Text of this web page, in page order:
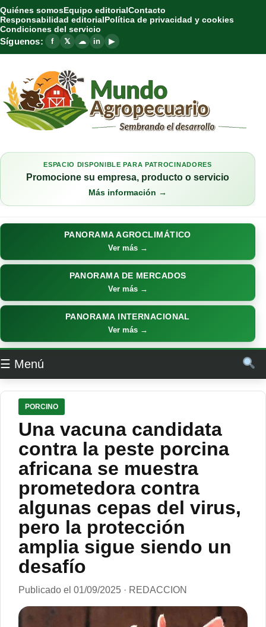
Quiénes somosEquipo editorialContacto
Responsabilidad editorialPolítica de privacidad y cookies
Condiciones del servicio
Síguenos: f 𝕏 ☁ in ▶
ESPACIO DISPONIBLE PARA PATROCINADORES
Promocione su empresa, producto o servicio
Más información →
PANORAMA AGROCLIMÁTICO
Ver más →
PANORAMA DE MERCADOS
Ver más →
PANORAMA INTERNACIONAL
Ver más →
☰ Menú
PORCINO
Una vacuna candidata
contra la peste porcina
africana se muestra
prometedora contra
algunas cepas del virus,
pero la protección
amplia sigue siendo un
desafío
Publicado el 01/09/2025 · REDACCION